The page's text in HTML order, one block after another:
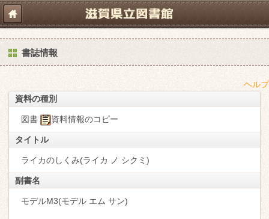
書誌情報
ヘルプ
資料の種別
図書 資料情報のコピー
タイトル
ライカのしくみ(ライカ ノ シクミ)
副書名
モデルM3(モデル エム サン)